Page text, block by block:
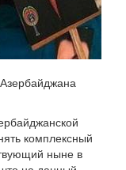
комплексный
ныне в